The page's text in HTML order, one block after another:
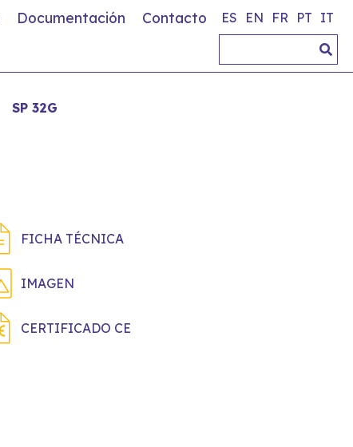
Documentación Contacto ES EN FR PT IT
SP 32G
FICHA TÉCNICA
IMAGEN
CERTIFICADO CE